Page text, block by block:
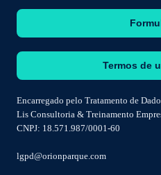
Termos de
Encarregado pelo Tratamento de
Lis Consultoria & Treinamento
CNPJ: 18.571.987/0001-60
lgpd@orionparque.com